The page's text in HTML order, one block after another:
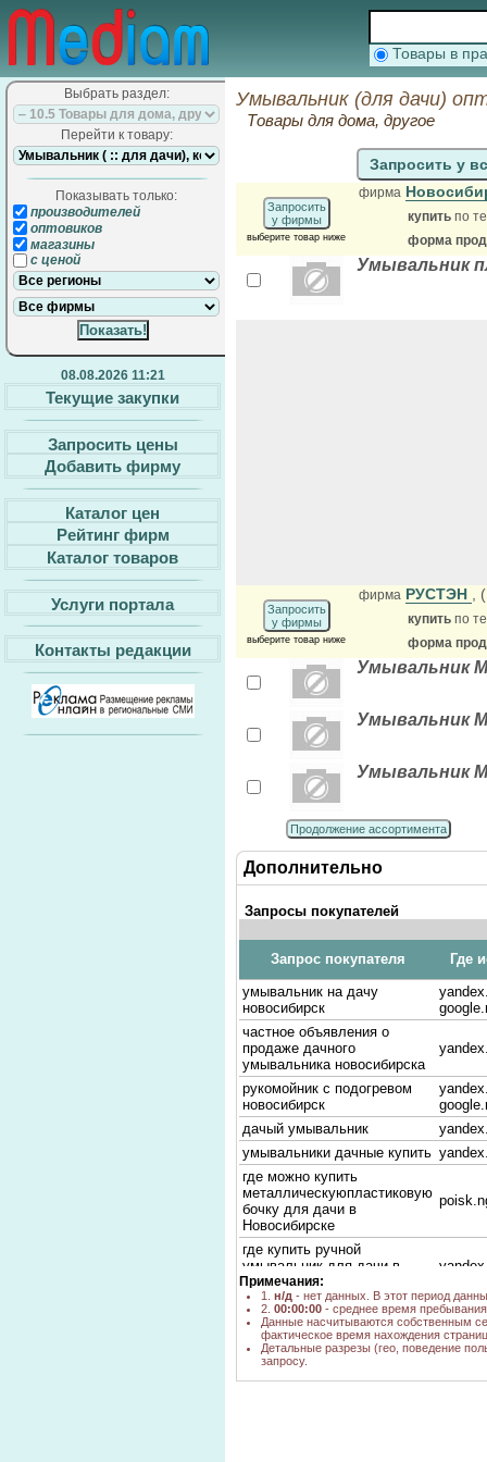
Товары в
Выбрать раздел:
Перейти к товару:
Показывать только:
производителей
оптовиков
магазины
с ценой
08.08.2026 11:21
Текущие закупки
Запросить цены
Добавить фирму
Каталог цен
Рейтинг фирм
Каталог товаров
Услуги портала
Контакты редакции
Умывальник (для дачи)
Товары для дома, другое
Запросить у
Запросить
у фирмы
выберите товар ниже
фирма
купить по
форма
Умывальник
Запросить
у фирмы
выберите товар ниже
фирма РУСТЭН ,
купить по
форма
Умывальник
Умывальник
Умывальник
Продолжение ассортимента
Дополнительно
Запросы покупателей
Запрос покупателя
Где
умывальник на дачу
новосибирск
частное объявления о
продаже дачного
умывальника новосибирска
рукомойник с подогревом
новосибирск
дачый умывальник
умывальники дачные купить
где можно купить
металлическуюпластиковую
бочку для дачи в
Новосибирске
где купить ручной
умывальник для дачи в
новосибирске
мойка на дачу с подогревом
новосибирск
дачный умывальник ручеек
вн в новосибирске
дачный умывальник купить
Примечания:
1. н/д - нет данных. В этот период
2. 00:00:00 - среднее время
Данные насчитываются собственным
фактическое время нахождения
Детальные разрезы (гео, поведение
запросу.